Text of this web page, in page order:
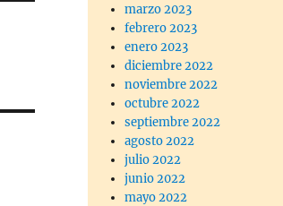
marzo 2023
febrero 2023
enero 2023
diciembre 2022
noviembre 2022
octubre 2022
septiembre 2022
agosto 2022
julio 2022
junio 2022
mayo 2022